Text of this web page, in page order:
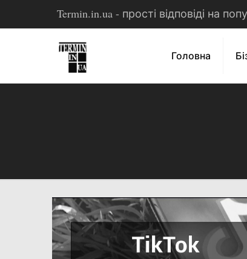
Termin.in.ua - прості відповіді на
Головна